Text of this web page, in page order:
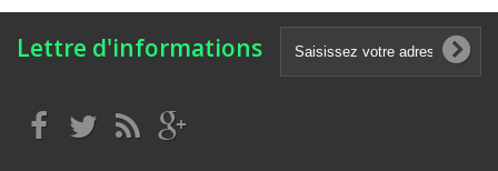
Lettre d'informations